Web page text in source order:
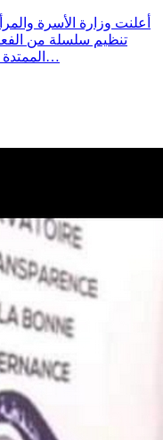
أعلنت وزارة الأسرة
تنظيم سلسلة من
الممتدة من 6 إلى 13 أوت 2026 مركزيّا وبمختلف…